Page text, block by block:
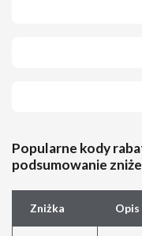
Popularne kody
podsumowanie
Zniżka Opis